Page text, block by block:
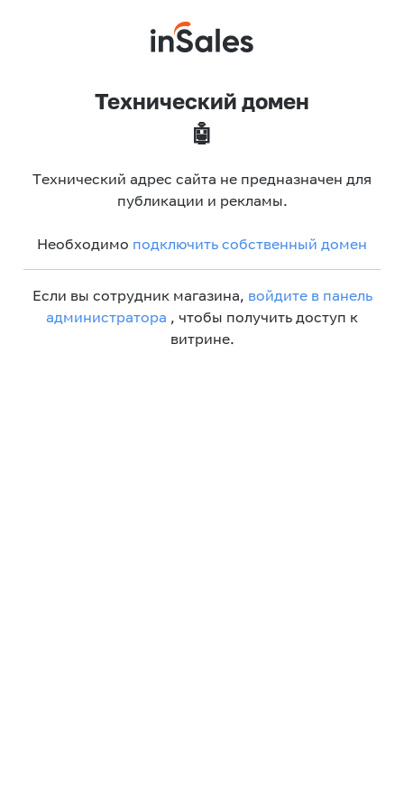
Технический домен
🤖
Технический адрес сайта не предназначен для
публикации и рекламы.
Необходимо подключить собственный домен
Если вы сотрудник магазина, войдите в панель
администратора , чтобы получить доступ к
витрине.